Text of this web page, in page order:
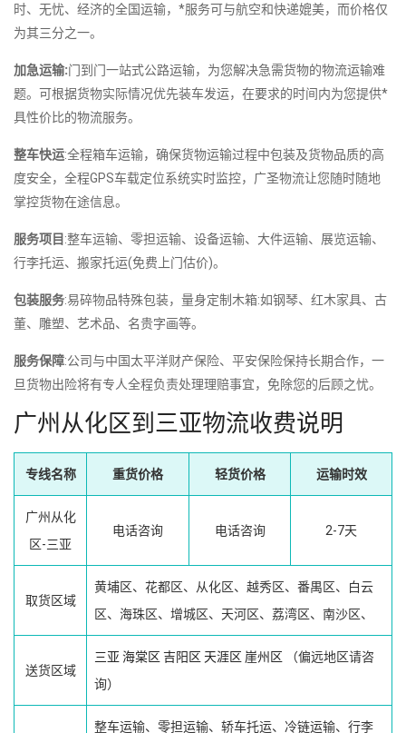
时、无忧、经济的全国运输，*服务可与航空和快递媲美，而价格仅
为其三分之一。
加急运输:门到门一站式公路运输，为您解决急需货物的物流运输难
题。可根据货物实际情况优先装车发运，在要求的时间内为您提供*
具性价比的物流服务。
整车快运:全程箱车运输，确保货物运输过程中包装及货物品质的高
度安全，全程GPS车载定位系统实时监控，广圣物流让您随时随地
掌控货物在途信息。
服务项目 :整车运输、零担运输、设备运输、大件运输、展览运输、
行李托运、搬家托运(免费上门估价)。
包装服务:易碎物品特殊包装，量身定制木箱:如钢琴、红木家具、古
董、雕塑、艺术品、名贵字画等。
服务保障:公司与中国太平洋财产保险、平安保险保持长期合作，一
旦货物出险将有专人全程负责处理理赔事宜，免除您的后顾之忧。
广州从化区到三亚物流收费说明
专线名称 重货价格 轻货价格 运输时效
广州从化
区-三亚
电话咨询 电话咨询 2-7天
取货区域
黄埔区、花都区、从化区、越秀区、番禺区、白云
区、海珠区、增城区、天河区、荔湾区、南沙区、
送货区域
三亚 海棠区 吉阳区 天涯区 崖州区 （偏远地区请咨
询）
整车运输、零担运输、轿车托运、冷链运输、行李